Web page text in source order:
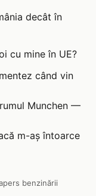
decât în
cu mine în UE?
când vin
Munchen —
m-aș întoarce
benzinării